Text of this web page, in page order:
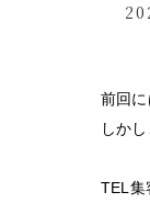
前回
しか
TEL集